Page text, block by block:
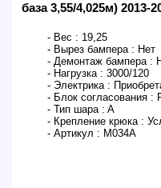
база 3,55/4,025м) 2013-
- Вес : 19,25
- Вырез бампера : Нет
- Демонтаж бампера :
- Нагрузка : 3000/120
- Электрика :
- Блок согласования :
- Тип шара : A
- Крепление крюка :
- Артикул : M034A